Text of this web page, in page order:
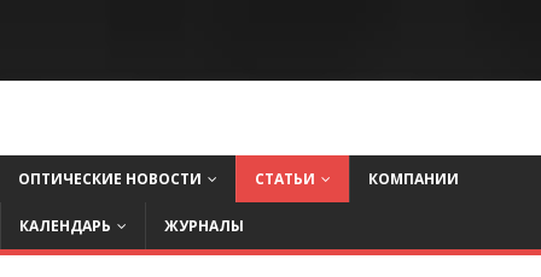
ОПТИЧЕСКИЕ НОВОСТИ СТАТЬИ КОМПАНИИ
КАЛЕНДАРЬ ЖУРНАЛЫ